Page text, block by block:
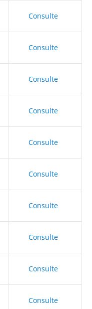
Consulte
Consulte
Consulte
Consulte
Consulte
Consulte
Consulte
Consulte
Consulte
Consulte